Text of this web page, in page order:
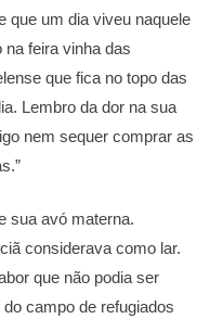
que um dia viveu naquele
na feira vinha das
que fica no topo das
Lembro da dor na sua
nem sequer comprar as
sua avó materna.
considerava como lar.
que não podia ser
campo de refugiados